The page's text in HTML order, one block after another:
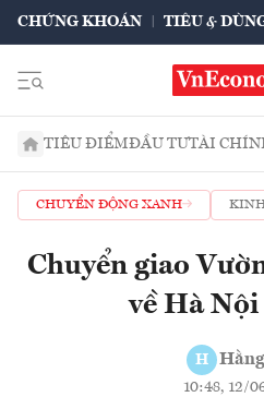
CHỨNG KHOÁN TIÊU &
TIÊU ĐIỂMĐẦU TƯTÀI
CHUYỂN ĐỘNG XANH
Chuyển giao
về Hà
H
10:48, 12/